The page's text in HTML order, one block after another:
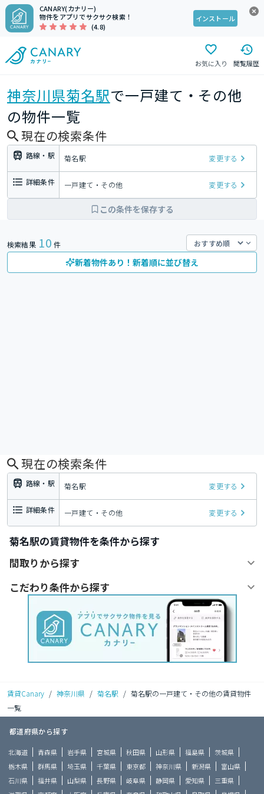
CANARY(カナリー)
物件をアプリでサクサク検索！
(4.8)
インストール
お気に入り 閲覧履歴
神奈川県菊名駅で一戸建て・その他
の物件一覧
現在の検索条件
路線・駅 菊名駅 変更する
詳細条件 一戸建て・その他 変更する
この条件を保存する
検索結果 10 件
新着物件あり！新着順に並び替え
現在の検索条件
路線・駅 菊名駅 変更する
詳細条件 一戸建て・その他 変更する
菊名駅の賃貸物件を条件から探す
間取りから探す
こだわり条件から探す
賃貸Canary / 神奈川県 / 菊名駅 / 菊名駅の一戸建て・その他の賃貸物件
一覧
都道府県から探す
北海道 青森県 岩手県 宮城県 秋田県 山形県 福島県
茨城県
栃木県
群馬県 埼玉県 千葉県 東京都 神奈川県 新潟県
富山県
石川県
福井県 山梨県 長野県 岐阜県 静岡県 愛知県
三重県